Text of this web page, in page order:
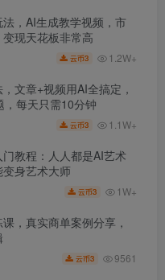
，AI生成教学视频，市
现天花板非常高
云币3 1.2W+
文章+视频用AI全搞定，
每天只需10分钟
云币3 1.1W+
教程：人人都是AI艺术
身艺术大师
云币3 1W+
，真实商单案例分享，
云币3 9561